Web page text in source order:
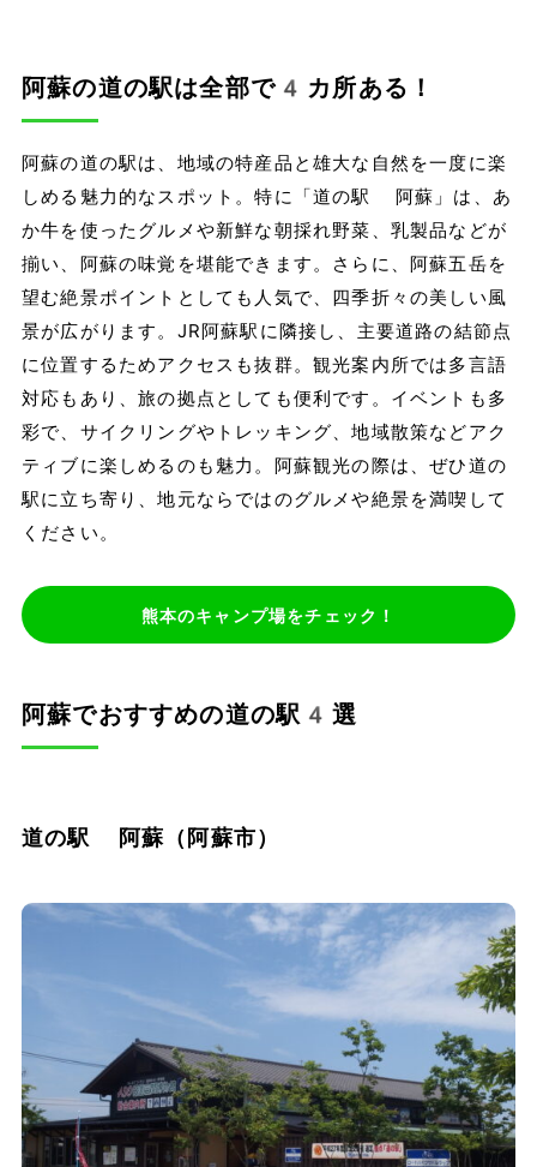
阿蘇の道の駅は全部で4カ所ある！
阿蘇の道の駅は、地域の特産品と雄大な自然を一度に楽
しめる魅力的なスポット。特に「道の駅 阿蘇」は、あ
か牛を使ったグルメや新鮮な朝採れ野菜、乳製品などが
揃い、阿蘇の味覚を堪能できます。さらに、阿蘇五岳を
望む絶景ポイントとしても人気で、四季折々の美しい風
景が広がります。JR阿蘇駅に隣接し、主要道路の結節点
に位置するためアクセスも抜群。観光案内所では多言語
対応もあり、旅の拠点としても便利です。イベントも多
彩で、サイクリングやトレッキング、地域散策などアク
ティブに楽しめるのも魅力。阿蘇観光の際は、ぜひ道の
駅に立ち寄り、地元ならではのグルメや絶景を満喫して
ください。
熊本のキャンプ場をチェック！
阿蘇でおすすめの道の駅4選
道の駅 阿蘇（阿蘇市）